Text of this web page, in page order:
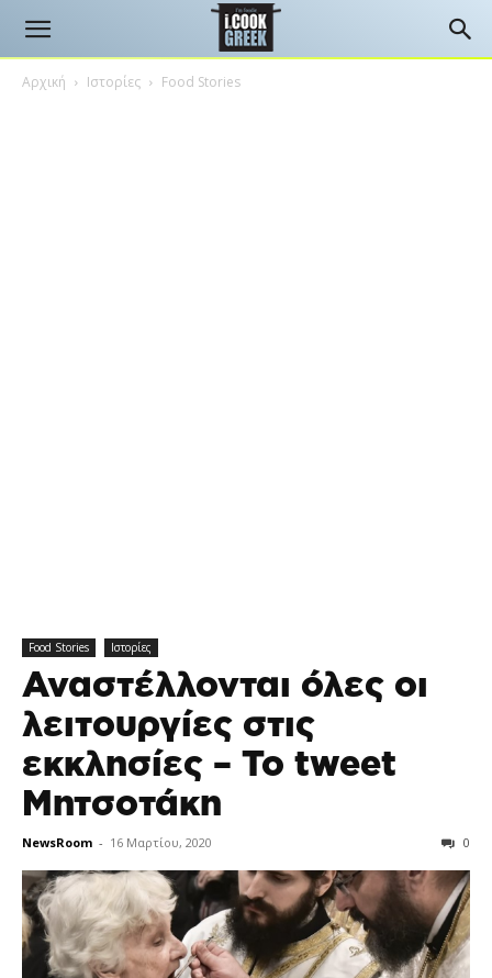
Αρχική Ιστορίες Food Stories
Food Stories Ιστορίες
Αναστέλλονται όλες οι
λειτουργίες στις
εκκλησίες – Το tweet
Μητσοτάκη
NewsRoom - 16 Μαρτίου, 2020 0